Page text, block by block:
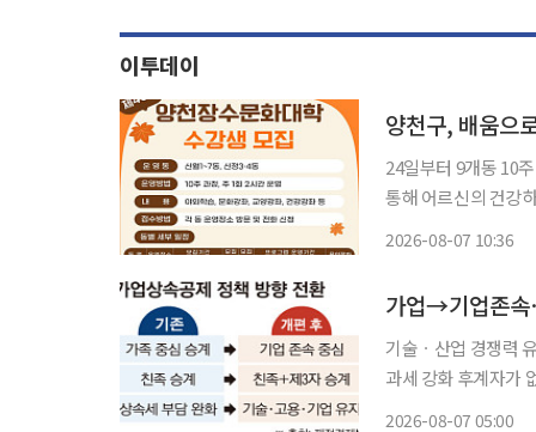
이투데이
양천구, 배움으
24일부터 9개동 10주 과정 진
통해 어르신의 건강
2026-08-07 10:36
가업→기업존속
기술ㆍ산업 경쟁력
과세 강화 후계자가 없다는 이유로 멀쩡한 기업이 문을 닫고, 수십 년 쌓은 기술과 일자리까지
2026-08-07 05:00